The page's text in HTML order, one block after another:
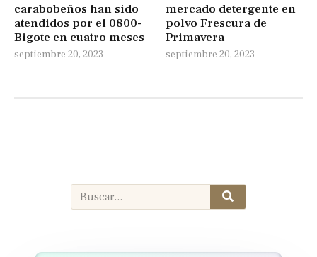
carabobeños han sido
atendidos por el 0800-
Bigote en cuatro meses
septiembre 20, 2023
mercado detergente en
polvo Frescura de
Primavera
septiembre 20, 2023